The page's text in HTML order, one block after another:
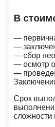
В
—
—
— сбор
— осмотр
—
Срок
сложности